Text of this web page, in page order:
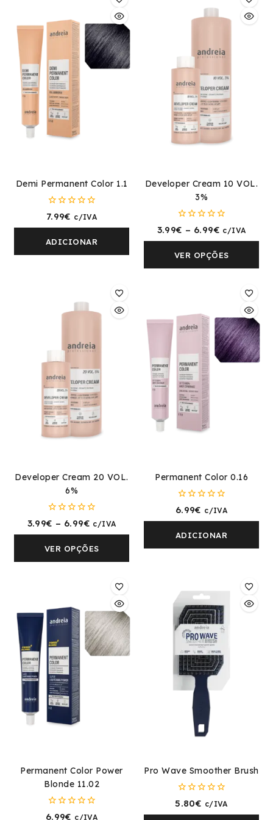
Demi Permanent Color 1.1
0
fora
5
7.99€ c/IVA
ADICIONAR
Developer Cream 10 VOL.
3%
0
fora
5
3.99€ – 6.99€ c/IVA
VER OPÇÕES
Developer Cream 20 VOL.
6%
0
5
3.99€ – 6.99€ c/IVA
VER OPÇÕES
Permanent Color 0.16
0
5
6.99€ c/IVA
ADICIONAR
Permanent Color Power
Blonde 11.02
0
6.99€ c/IVA
Pro Wave Smoother Brush
0
5.80€ c/IVA